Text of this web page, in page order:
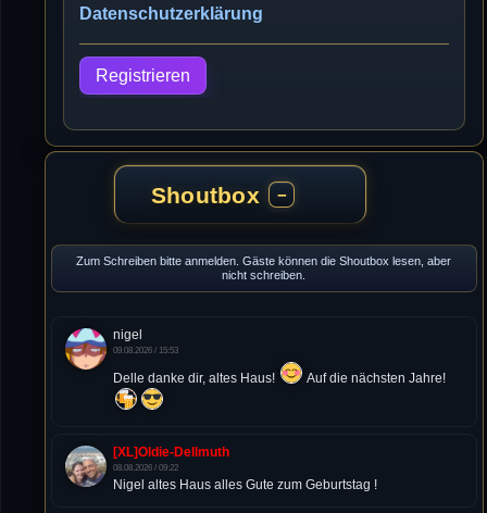
Datenschutzerklärung
Registrieren
Shoutbox −
Zum Schreiben bitte anmelden. Gäste können die Shoutbox lesen, aber
nicht schreiben.
nigel
09.08.2026 / 15:53
Delle danke dir, altes Haus! Auf die nächsten Jahre!
[XL]Oldie-Dellmuth
08.08.2026 / 09:22
Nigel altes Haus alles Gute zum Geburtstag !